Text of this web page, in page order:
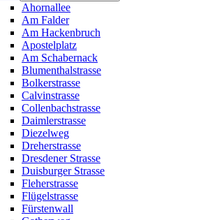
Ahornallee
Am Falder
Am Hackenbruch
Apostelplatz
Am Schabernack
Blumenthalstrasse
Bolkerstrasse
Calvinstrasse
Collenbachstrasse
Daimlerstrasse
Diezelweg
Dreherstrasse
Dresdener Strasse
Duisburger Strasse
Fleherstrasse
Flügelstrasse
Fürstenwall